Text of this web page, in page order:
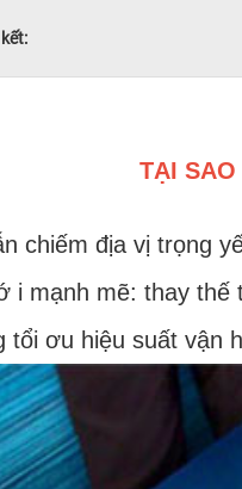
TẠI SAO
chiếm địa vị trọng
i mạnh mẽ: thay
tổi ơu hiệu suất vận